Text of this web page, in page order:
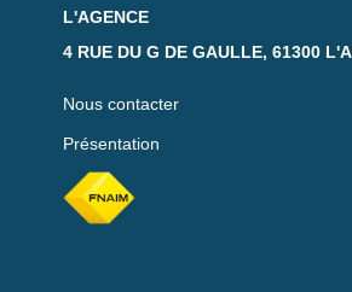
L'AGENCE
4 RUE DU G DE GAULLE, 61300
Nous contacter
Présentation